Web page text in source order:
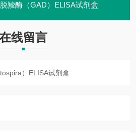
羧酶（GAD）ELISA试剂盒
线留言